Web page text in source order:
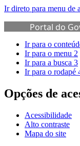
Ir direto para menu de
Portal do
de Governo
Ir para o
Ir para o menu 2
Ir para a busca 3
Ir para o rodapé
Opções de
Acessibilidade
Alto contraste
Mapa do site